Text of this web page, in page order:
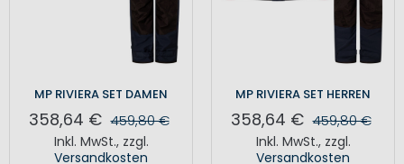
MP RIVIERA SET DAMEN
358,64 € 459,80 €
Inkl. MwSt., zzgl.
Versandkosten
MP RIVIERA SET HERREN
358,64 € 459,80 €
Inkl. MwSt., zzgl.
Versandkosten